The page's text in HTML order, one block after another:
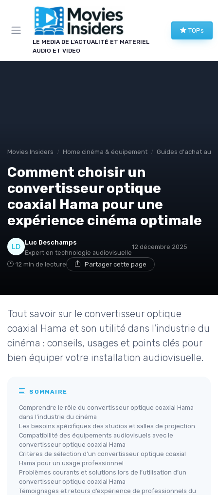
LE MEDIA DE L'ACTUALITÉ ET MATERIEL
AUDIO ET VIDEO
TOPs
Movies Insiders Home cinéma & équipement Guides d'achat
Comment choisir un
convertisseur optique
coaxial Hama pour une
expérience cinéma optimale
Luc Deschamps
Expert en technologie audiovisuelle
12 décembre 2025
12 min de lecture Partager cette page
Tout savoir sur le convertisseur optique
coaxial Hama et son utilité dans l'industrie du
cinéma : conseils, usages et points clés pour
bien équiper votre installation audiovisuelle.
SOMMAIRE
Comprendre le rôle du convertisseur optique coaxial Hama
dans l’industrie du cinéma
Les besoins spécifiques des studios et salles de projection
Compatibilité des équipements audiovisuels avec le
convertisseur optique coaxial Hama
Critères de sélection d’un convertisseur optique coaxial
Hama pour un usage professionnel
Problèmes courants et solutions lors de l’utilisation d’un
convertisseur optique coaxial Hama
Témoignages et retours d’expérience de professionnels du
Panneau de gestion des cookies